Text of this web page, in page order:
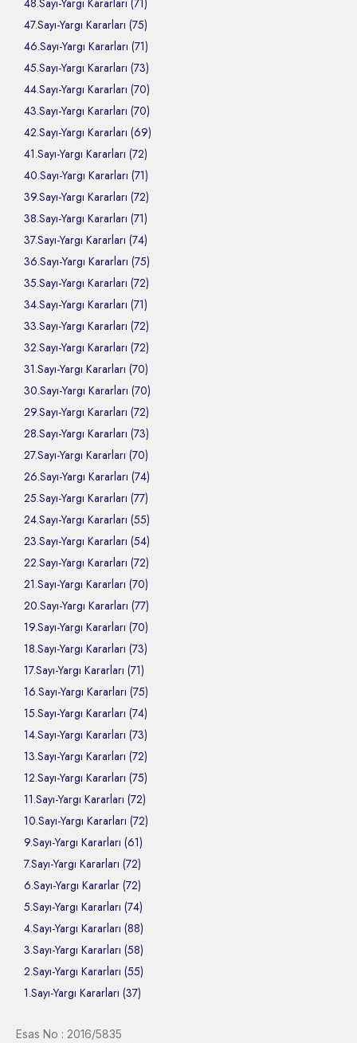
48.Sayı-Yargı Kararları (71)
47.Sayı-Yargı Kararları (75)
46.Sayı-Yargı Kararları (71)
45.Sayı-Yargı Kararları (73)
44.Sayı-Yargı Kararları (70)
43.Sayı-Yargı Kararları (70)
42.Sayı-Yargı Kararları (69)
41.Sayı-Yargı Kararları (72)
40.Sayı-Yargı Kararları (71)
39.Sayı-Yargı Kararları (72)
38.Sayı-Yargı Kararları (71)
37.Sayı-Yargı Kararları (74)
36.Sayı-Yargı Kararları (75)
35.Sayı-Yargı Kararları (72)
34.Sayı-Yargı Kararları (71)
33.Sayı-Yargı Kararları (72)
32.Sayı-Yargı Kararları (72)
31.Sayı-Yargı Kararları (70)
30.Sayı-Yargı Kararları (70)
29.Sayı-Yargı Kararları (72)
28.Sayı-Yargı Kararları (73)
27.Sayı-Yargı Kararları (70)
26.Sayı-Yargı Kararları (74)
25.Sayı-Yargı Kararları (77)
24.Sayı-Yargı Kararları (55)
23.Sayı-Yargı Kararları (54)
22.Sayı-Yargı Kararları (72)
21.Sayı-Yargı Kararları (70)
20.Sayı-Yargı Kararları (77)
19.Sayı-Yargı Kararları (70)
18.Sayı-Yargı Kararları (73)
17.Sayı-Yargı Kararları (71)
16.Sayı-Yargı Kararları (75)
15.Sayı-Yargı Kararları (74)
14.Sayı-Yargı Kararları (73)
13.Sayı-Yargı Kararları (72)
12.Sayı-Yargı Kararları (75)
11.Sayı-Yargı Kararları (72)
10.Sayı-Yargı Kararları (72)
9.Sayı-Yargı Kararları (61)
7.Sayı-Yargı Kararları (72)
6.Sayı-Yargı Kararlar (72)
5.Sayı-Yargı Kararları (74)
4.Sayı-Yargı Kararları (88)
3.Sayı-Yargı Kararları (58)
2.Sayı-Yargı Kararları (55)
1.Sayı-Yargı Kararları (37)
Esas No : 2016/5835